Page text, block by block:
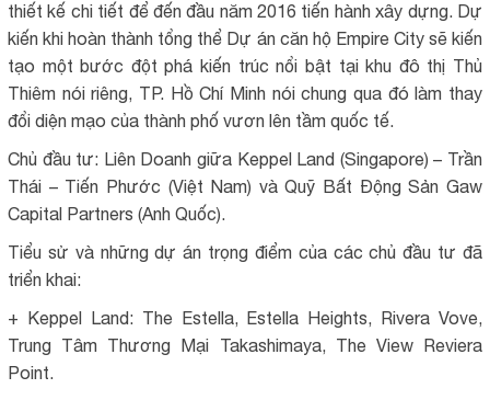
thiết kế chi tiết để đến đầu năm 2016 tiến hành xây dựng. Dự
kiến khi hoàn thành tổng thể Dự án căn hộ Empire City sẽ kiến
tạo một bước đột phá kiến trúc nổi bật tại khu đô thị Thủ
Thiêm nói riêng, TP. Hồ Chí Minh nói chung qua đó làm thay
đổi diện mạo của thành phố vươn lên tầm quốc tế.
Chủ đầu tư: Liên Doanh giữa Keppel Land (Singapore) – Trần
Thái – Tiến Phước (Việt Nam) và Quỹ Bất Động Sản Gaw
Capital Partners (Anh Quốc).
Tiểu sử và những dự án trọng điểm của các chủ đầu tư đã
triển khai:
+ Keppel Land: The Estella, Estella Heights, Rivera Vove,
Trung Tâm Thương Mại Takashimaya, The View Reviera
Point.